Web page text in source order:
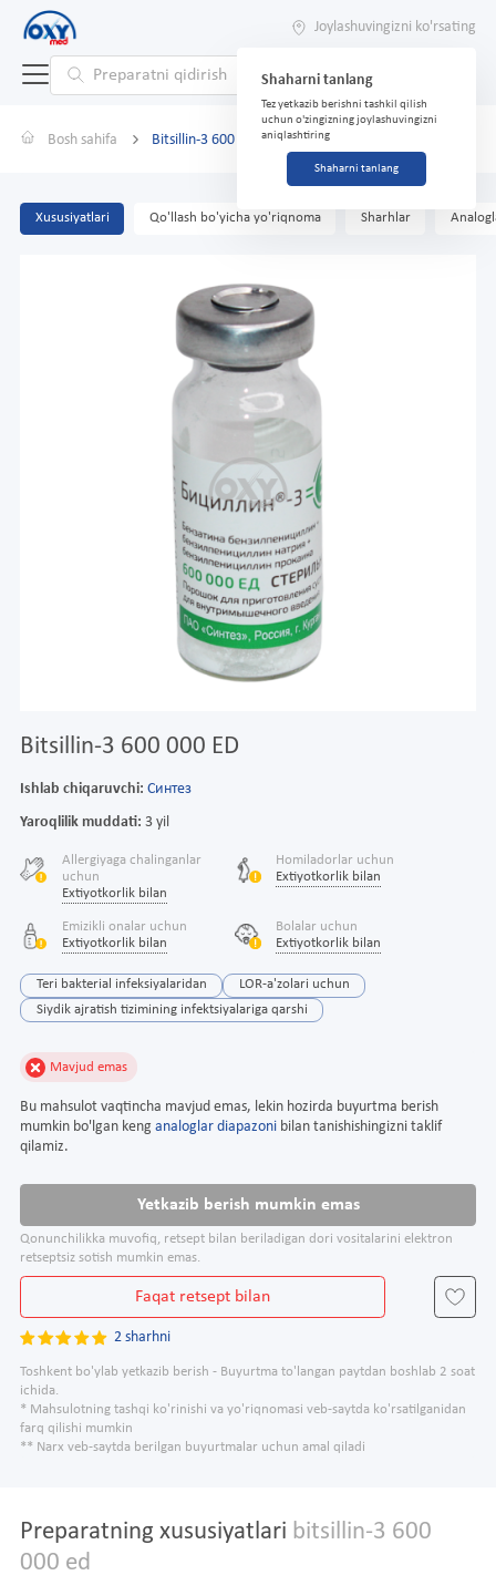
Joylashuvingizni ko'rsating
Shaharni tanlang
Tez yetkazib berishni tashkil qilish
uchun o'zingizning joylashuvingizni
aniqlashtiring
Shaharni tanlang
Bosh sahifa Bitsillin-3 600 000 ED
Xususiyatlari Qo'llash bo'yicha yo'riqnoma Sharhlar
Bitsillin-3 600 000 ED
Ishlab chiqaruvchi: Синтез
Yaroqlilik muddati: 3 yil
Allergiyaga chalinganlar
uchun
Extiyotkorlik bilan
Homiladorlar uchun
Extiyotkorlik bilan
Emizikli onalar uchun
Extiyotkorlik bilan
Bolalar uchun
Extiyotkorlik bilan
Teri bakterial infeksiyalaridan
LOR-a'zolari uchun
Siydik ajratish tizimining infektsiyalariga qarshi
Mavjud emas
Bu mahsulot vaqtincha mavjud emas, lekin hozirda buyurtma berish
mumkin bo'lgan keng analoglar diapazoni bilan tanishishingizni taklif
qilamiz.
Yetkazib berish mumkin emas
Qonunchilikka muvofiq, retsept bilan beriladigan dori vositalarini elektron
retseptsiz sotish mumkin emas.
Faqat retsept bilan
2 sharhni
Toshkent bo'ylab yetkazib berish - Buyurtma to'langan paytdan boshlab 2 soat
ichida.
* Mahsulotning tashqi ko'rinishi va yo'riqnomasi veb-saytda ko'rsatilganidan
farq qilishi mumkin
** Narx veb-saytda berilgan buyurtmalar uchun amal qiladi
Preparatning xususiyatlari bitsillin-3 600
000 ed